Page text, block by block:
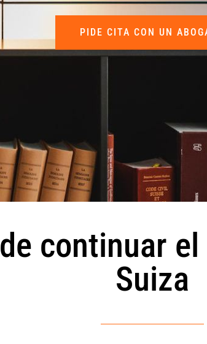
PIDE CITA CON UN
continuar
Suiza